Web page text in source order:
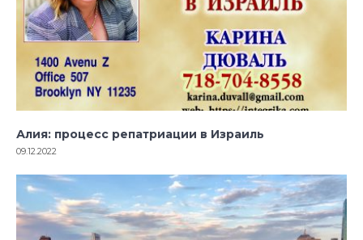
Алия: процесс репатриации в Израиль
09.12.2022